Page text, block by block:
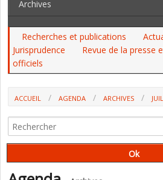
Archives
Recherches et publications
Jurisprudence
Revue de la presse
officiels
ACCUEIL AGENDA ARCHIVES